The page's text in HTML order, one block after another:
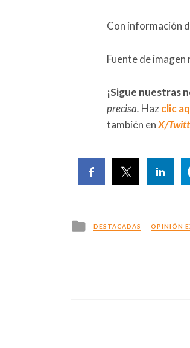
Con información
Fuente de
¡Sigue nuestras
precisa. Hazclic
también enX/
Posted
in
DESTACADAS OPINIÓN